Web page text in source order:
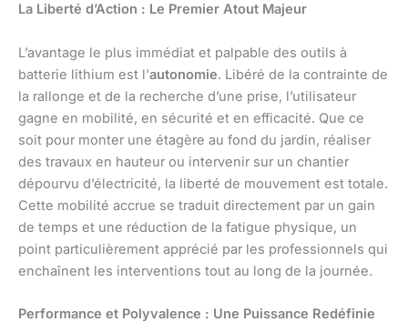
La Liberté d’Action : Le Premier Atout Majeur
L’avantage le plus immédiat et palpable des outils à
batterie lithium est l’autonomie. Libéré de la contrainte de
la rallonge et de la recherche d’une prise, l’utilisateur
gagne en mobilité, en sécurité et en efficacité. Que ce
soit pour monter une étagère au fond du jardin, réaliser
des travaux en hauteur ou intervenir sur un chantier
dépourvu d’électricité, la liberté de mouvement est totale.
Cette mobilité accrue se traduit directement par un gain
de temps et une réduction de la fatigue physique, un
point particulièrement apprécié par les professionnels qui
enchaînent les interventions tout au long de la journée.
Performance et Polyvalence : Une Puissance Redéfinie